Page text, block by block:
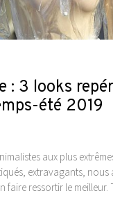
: 3 looks
été 2019
aux plus
extravagants, nous
faire ressortir le